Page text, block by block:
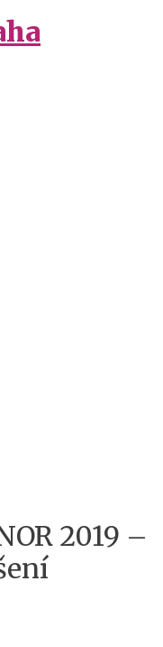
2019 –